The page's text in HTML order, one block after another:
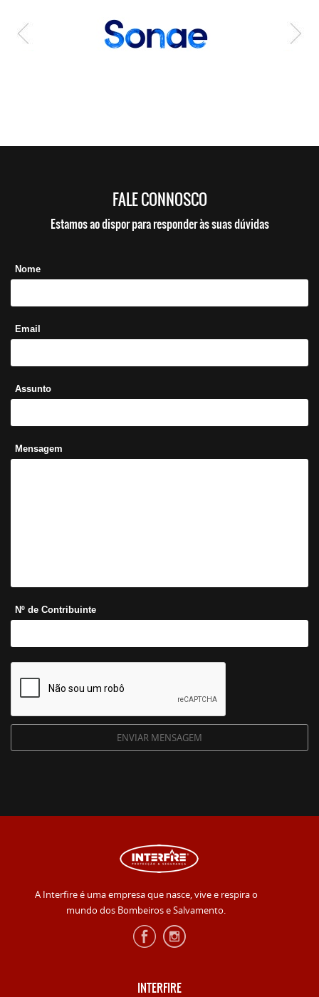
FALE CONNOSCO
Estamos ao dispor para responder às suas dúvidas
Nome
Email
Assunto
Mensagem
Nº de Contribuinte
A Interfire é uma empresa que nasce, vive e respira o
mundo dos Bombeiros e Salvamento.
INTERFIRE